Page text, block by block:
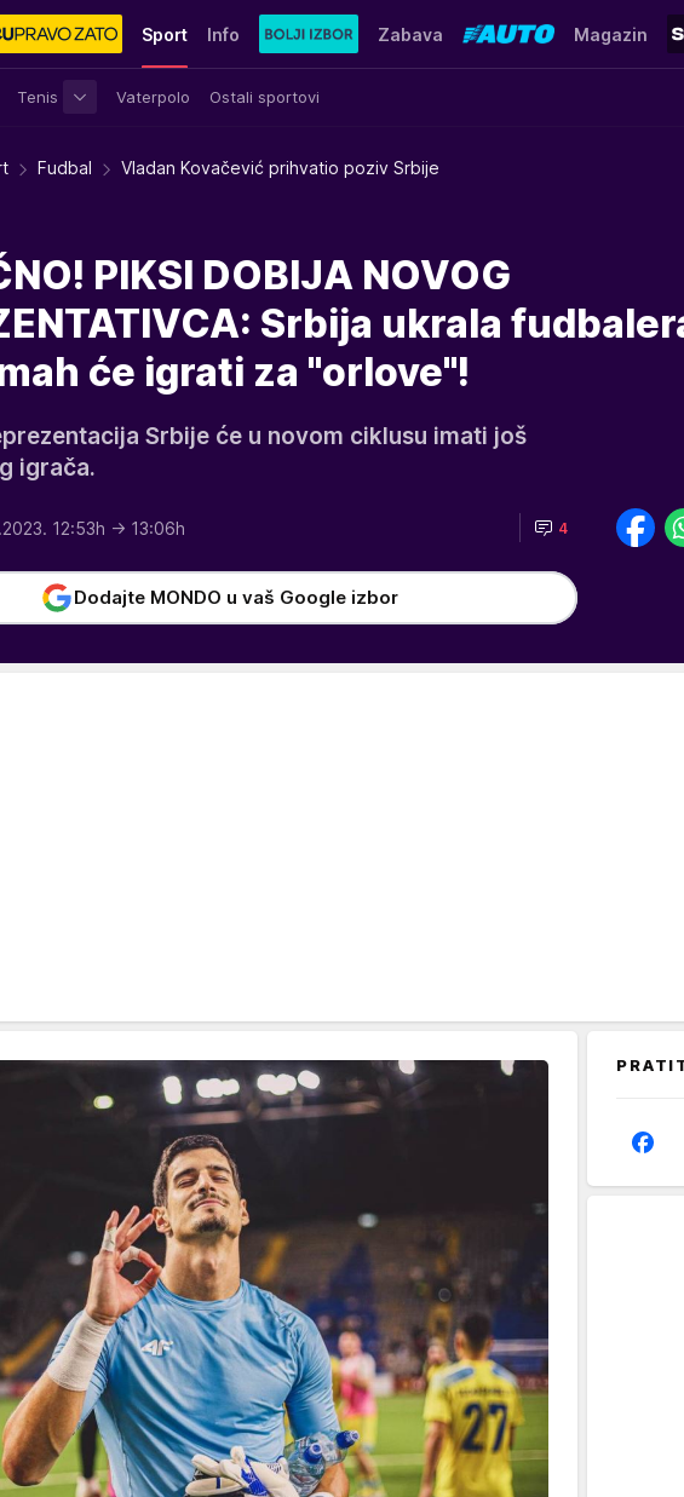
Sport
Tenis Vaterpolo Ostali sportovi
Info Zabava Magazin
Fudbal Vladan Kovačević prihvatio poziv Srbije
PIKSI DOBIJA NOVOG
Srbija ukrala
će igrati za "orlove"!
Srbije će u novom ciklusu imati još
igrača.
12:53h → 13:06h 4
Dodajte MONDO u vaš Google izbor